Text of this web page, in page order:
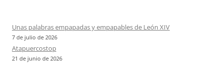
Unas palabras empapadas y empapables de León XIV
7 de julio de 2026
Atapuercostop
21 de junio de 2026